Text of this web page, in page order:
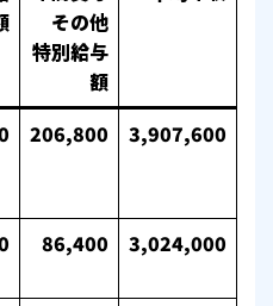
その他
特別給与
額
206,800 3,907,600
86,400 3,024,000